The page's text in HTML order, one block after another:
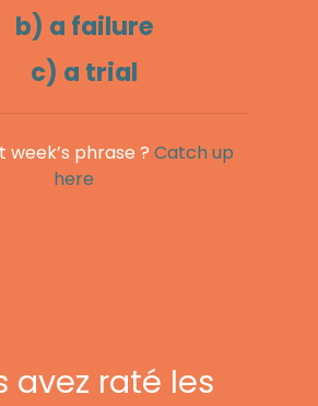
b) a failure
c) a trial
week’s phrase ? Catch up
here
avez raté les